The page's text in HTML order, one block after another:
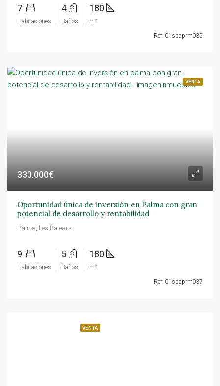
7
Habitaciones
4
Baños
180
m²
Ref: 01sbaprm035
VENTA
330.000€
Oportunidad única de inversión en Palma con gran
potencial de desarrollo y rentabilidad
Palma,Illes Balears
9
Habitaciones
5
Baños
180
m²
Ref: 01sbaprm037
VENTA